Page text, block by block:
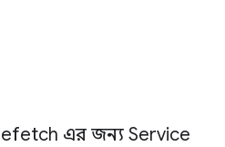
এর জন্য Service